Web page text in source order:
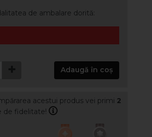
de ambalare dorită:
Adaugă în coș
acestui produs vei primi 2
de fidelitate!